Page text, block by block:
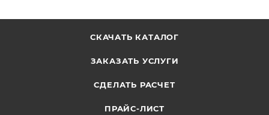
СКАЧАТЬ КАТАЛОГ
ЗАКАЗАТЬ УСЛУГИ
СДЕЛАТЬ РАСЧЕТ
ПРАЙС-ЛИСТ